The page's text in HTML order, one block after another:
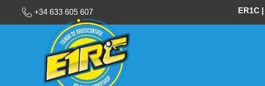
+34 633 605 607 ER1C |